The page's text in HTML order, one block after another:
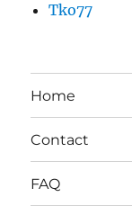
Tko77
Home
Contact
FAQ